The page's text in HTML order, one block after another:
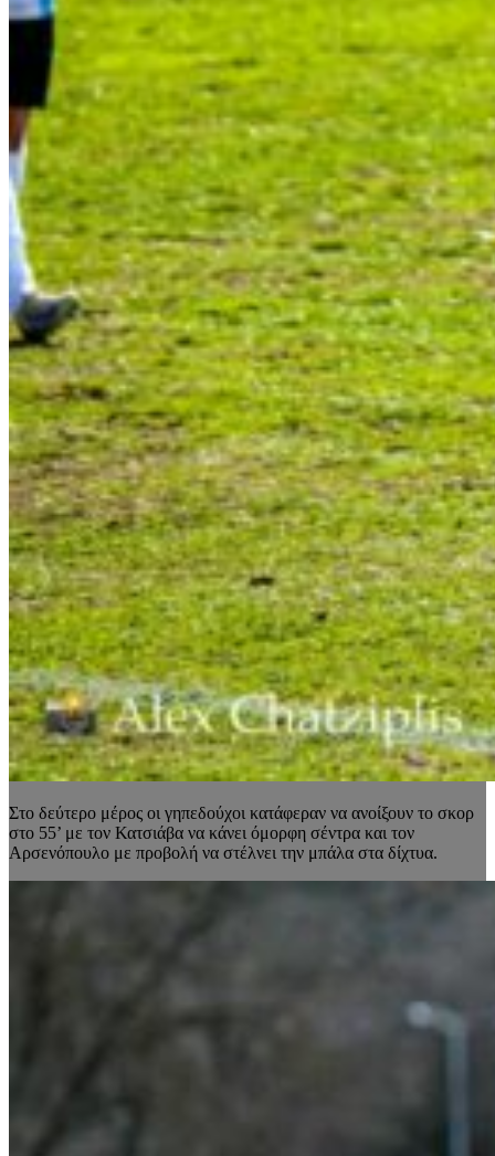
Στο δεύτερο μέρος οι γηπεδούχοι κατάφεραν να ανοίξουν το σκορ
στο 55’ με τον Κατσιάβα να κάνει όμορφη σέντρα και τον
Αρσενόπουλο με προβολή να στέλνει την μπάλα στα δίχτυα.